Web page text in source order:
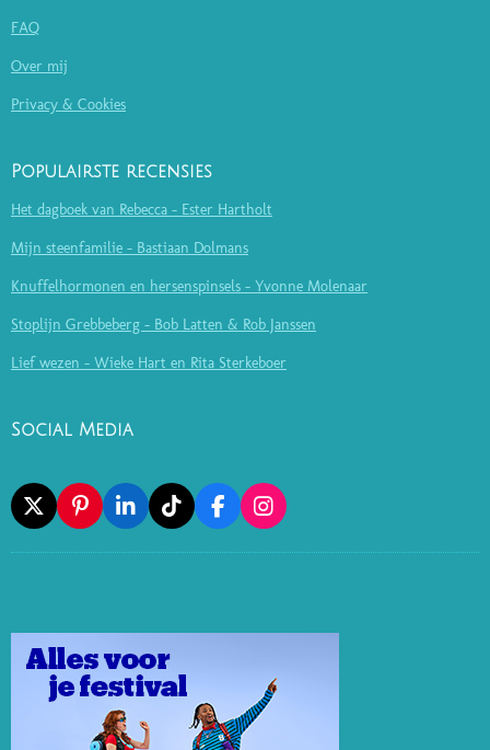
FAQ
Over mij
Privacy & Cookies
Populairste recensies
Het dagboek van Rebecca - Ester Hartholt
Mijn steenfamilie - Bastiaan Dolmans
Knuffelhormonen en hersenspinsels - Yvonne Molenaar
Stoplijn Grebbeberg - Bob Latten & Rob Janssen
Lief wezen - Wieke Hart en Rita Sterkeboer
Social Media
X
P
I
N
E
S
T
L
I
N
I
N
T
I
K
F
A
C
O
I
N
S
R
M